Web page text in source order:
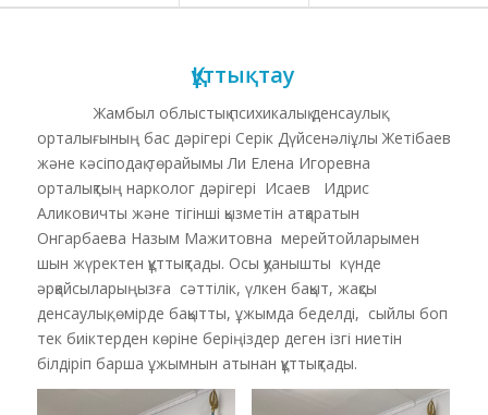
Құттықтау
Жамбыл облыстық психикалық денсаулық
орталығының бас дәрігері Серік Дүйсенәліұлы Жетібаев
және кәсіподақ төрайымы Ли Елена Игоревна
орталықтың нарколог дәрігері Исаев Идрис
Аликовичты және тігінші қызметін атқаратын
Онгарбаева Назым Мажитовна мерейтойларымен
шын жүректен құттықтады. Осы қуанышты күнде
әрқайсыларыңызға сәттілік, үлкен бақыт, жақсы
денсаулық, өмірде бақытты, ұжымда беделді, сыйлы боп
тек биіктерден көріне беріңіздер деген ізгі ниетін
білдіріп барша ұжымнын атынан құттықтады.